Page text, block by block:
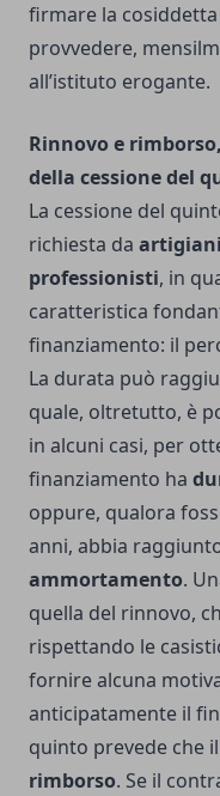
firmare la cosiddetta
provvedere,
all’istituto erogante.
Rinnovo e
della cessione del
La cessione del
richiesta da artigiani
professionisti, in
caratteristica
finanziamento: il
La durata può
quale, oltretutto, è
in alcuni casi, per
finanziamento ha
oppure, qualora
anni, abbia
ammortamento.
quella del rinnovo,
rispettando le
fornire alcuna
anticipatamente il
quinto prevede che
rimborso. Se il